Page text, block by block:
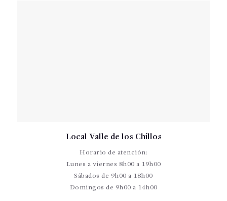
Local Valle de los Chillos
Horario de atención:
Lunes a viernes 8h00 a 19h00
Sábados de 9h00 a 18h00
Domingos de 9h00 a 14h00